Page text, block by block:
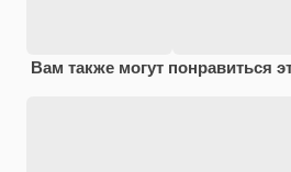
Вам также могут понравиться